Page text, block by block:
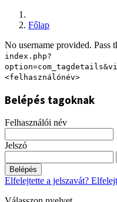
Főlap
No username provided. Pass
index.php?
<felhasználónév>
Belépés tagoknak
Felhasználói név
Jelszó
Belépés
Elfelejtette a jelszavát?